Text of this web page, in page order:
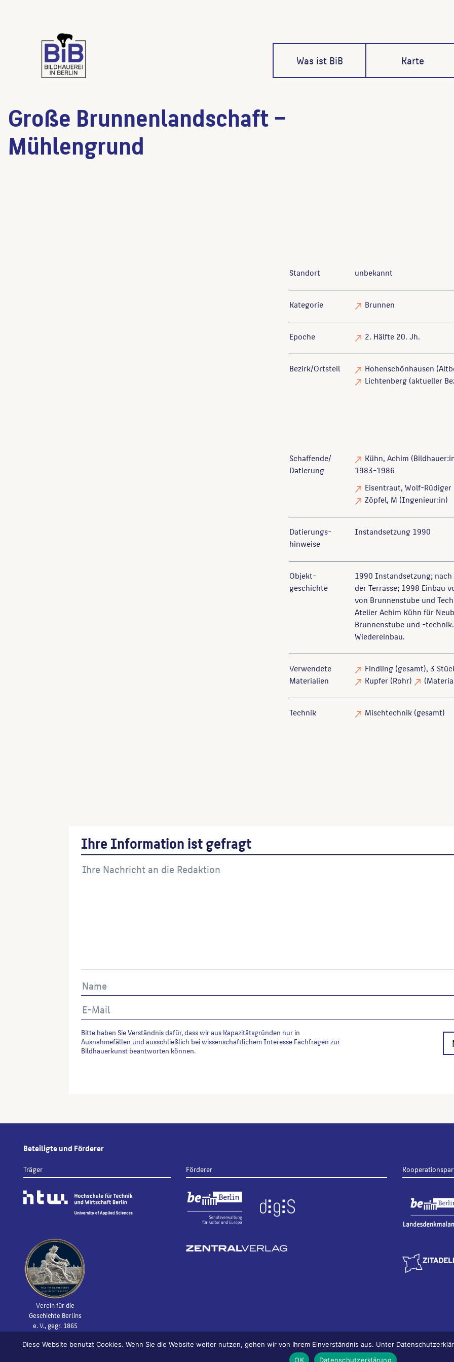
Was ist BiB Karte
Große Brunnenlandschaft –
Mühlengrund
Standort unbekannt
Kategorie Brunnen
Epoche 2. Hälfte 20. Jh.
Bezirk/Ortsteil
Hohenschönhausen
Lichtenberg (aktueller
Schaffende/
Datierung
Kühn, Achim
1983-1986
Eisentraut, Wolf-Rüdiger
Zöpfel, M (Ingenieur:in)
Datierungs­
hinweise
Instandsetzung 1990
Objekt­
geschichte
1990 Instandsetzung;
der Terrasse; 1998 Einbau
von Brunnenstube und
Atelier Achim Kühn für
Brunnenstube und -
Wiedereinbau.
Verwendete
Materialien
Findling (gesamt), 3
Kupfer (Rohr)
Technik Mischtechnik (gesamt)
Ihre Information ist gefragt
Bitte haben Sie Verständnis dafür, dass wir aus Kapazitätsgründen nur in
Ausnahmefällen und ausschließlich bei wissenschaftlichem Interesse Fachfragen zur
Bildhauerkunst beantworten können.
Beteiligte und Förderer
Träger
Verein für die
Geschichte Berlins
e. V., gegr. 1865
Förderer
Diese Website benutzt Cookies. Wenn Sie die Website weiter nutzen, gehen wir von Ihrem Einverständnis aus. Unter
OK
Datenschutzerklärung